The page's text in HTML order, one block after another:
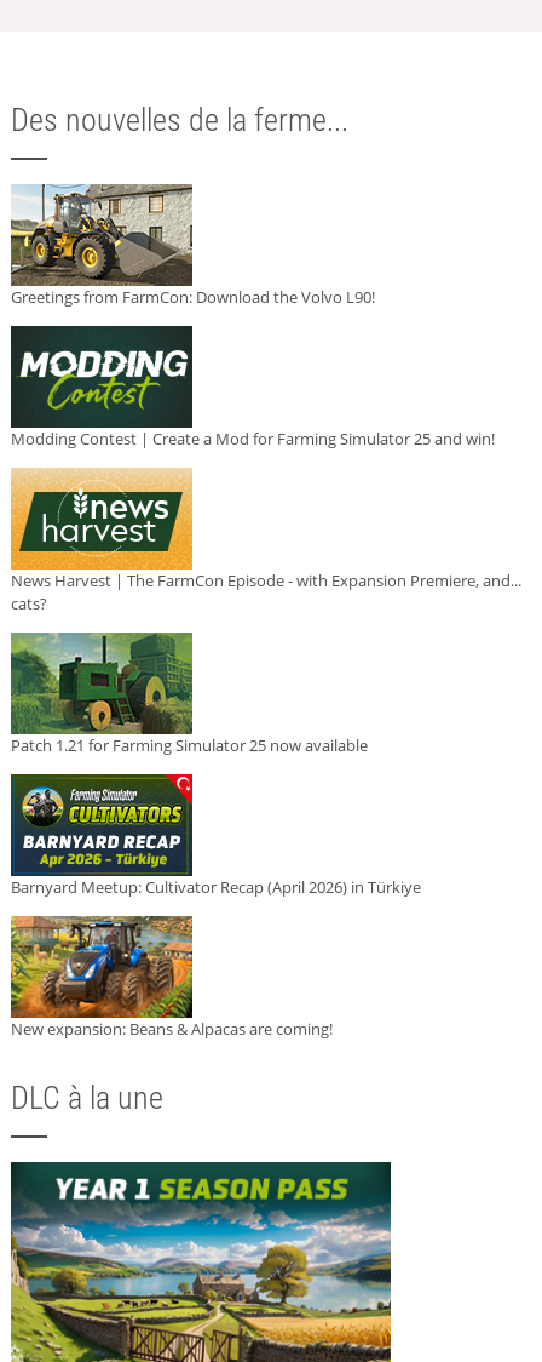
Des nouvelles de la ferme...
Greetings from FarmCon: Download the Volvo L90!
Modding Contest | Create a Mod for Farming Simulator 25 and win!
News Harvest | The FarmCon Episode - with Expansion Premiere, and...
cats?
Patch 1.21 for Farming Simulator 25 now available
Barnyard Meetup: Cultivator Recap (April 2026) in Türkiye
New expansion: Beans & Alpacas are coming!
DLC à la une